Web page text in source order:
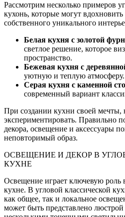
Рассмотрим несколько примеров
кухонь, которые могут вдохновить
собственного уникального
Белая кухня с золотой
светлое решение, которое
пространство.
Бежевая кухня с
уютную и теплую атмосферу.
Серая кухня с каменной
современный вариант
При создании кухни своей мечты,
экспериментировать. Правильно
декора, освещение и аксессуары
неповторимый образ.
ОСВЕЩЕНИЕ И ДЕКОР В
КУХНЕ
Освещение играет ключевую роль
кухне. В угловой классической
как общее, так и локальное
может быть представлено